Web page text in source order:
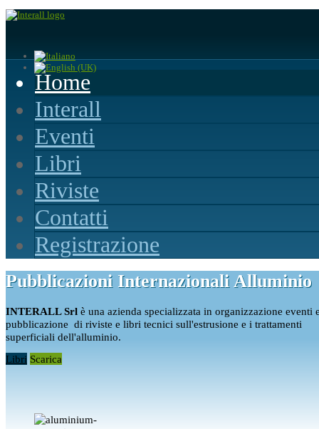
Home
Interall
Eventi
Libri
Riviste
Contatti
Registrazione
Pubblicazioni Internazionali Alluminio
INTERALL Srl è una azienda specializzata in organizzazione eventi
pubblicazione di riviste e libri tecnici sull'estrusione e i trattamenti
superficiali dell'alluminio.
Libri Scarica